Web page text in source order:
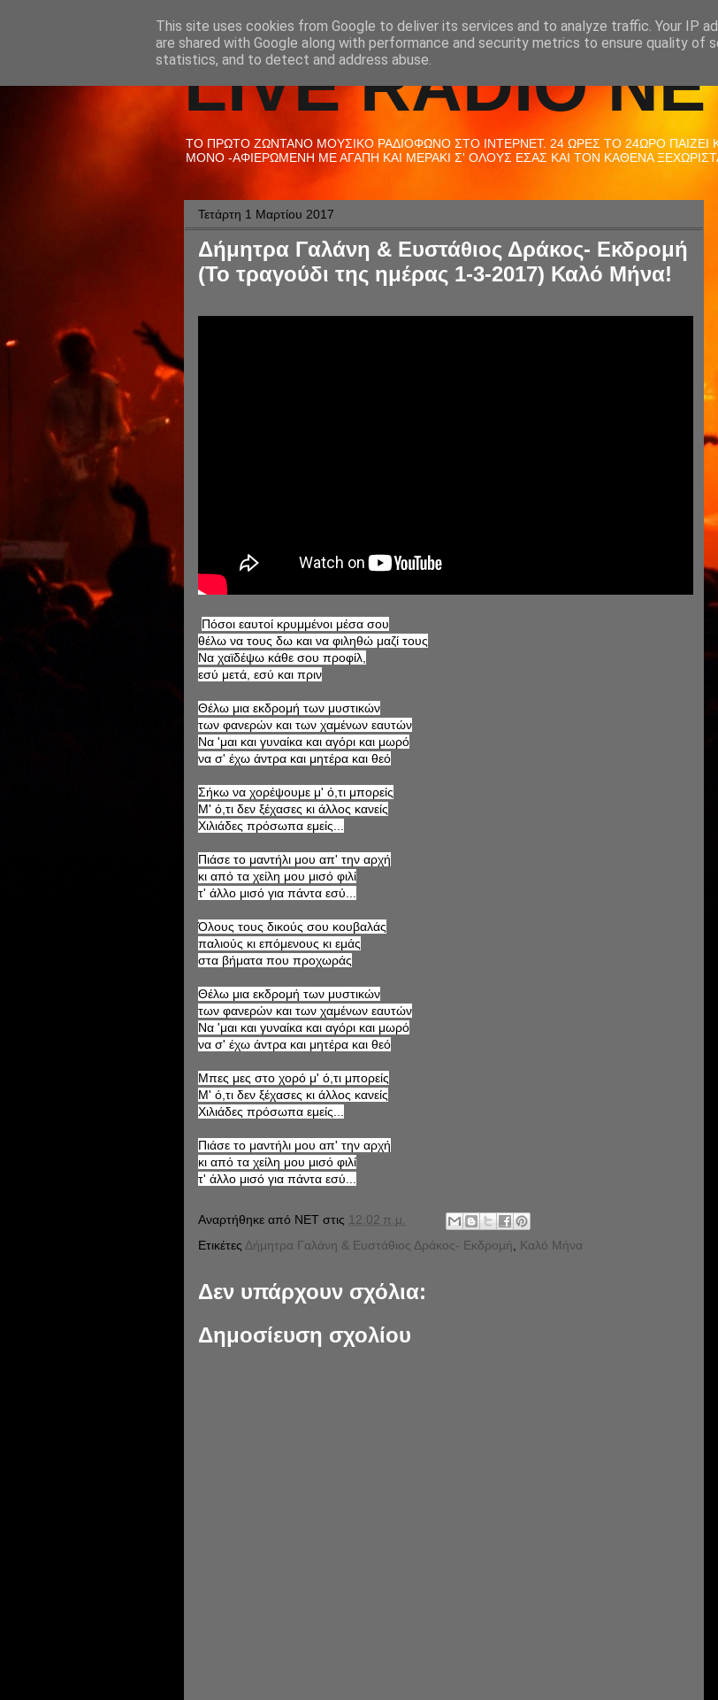
LIVE RADIO
ΤΟ ΠΡΩΤΟ ΖΩΝΤΑΝΟ ΜΟΥΣΙΚΟ ΡΑΔΙΟΦΩΝΟ ΣΤΟ ΙΝΤΕΡΝΕΤ. 24 ΩΡΕΣ ΤΟ 24ΩΡΟ ΠΑΙΖΕΙ
ΜΟΝΟ -ΑΦΙΕΡΩΜΕΝΗ ΜΕ ΑΓΑΠΗ ΚΑΙ ΜΕΡΑΚΙ Σ' ΟΛΟΥΣ ΕΣΑΣ ΚΑΙ ΤΟΝ ΚΑΘΕΝΑ
Τετάρτη 1 Μαρτίου 2017
Δήμητρα Γαλάνη & Ευστάθιος Δράκος- Εκδρομή
(Το τραγούδι της ημέρας 1-3-2017) Καλό Μήνα!
Πόσοι εαυτοί κρυμμένοι μέσα σου
θέλω να τους δω και να φιληθώ μαζί τους
Να χαϊδέψω κάθε σου προφίλ,
εσύ μετά, εσύ και πριν
Θέλω μια εκδρομή των μυστικών
των φανερών και των χαμένων εαυτών
Να 'μαι και γυναίκα και αγόρι και μωρό
να σ' έχω άντρα και μητέρα και θεό
Σήκω να χορέψουμε μ' ό,τι μπορείς
Μ' ό,τι δεν ξέχασες κι άλλος κανείς
Χιλιάδες πρόσωπα εμείς...
Πιάσε το μαντήλι μου απ' την αρχή
κι από τα χείλη μου μισό φιλί
τ' άλλο μισό για πάντα εσύ...
Όλους τους δικούς σου κουβαλάς
παλιούς κι επόμενους κι εμάς
στα βήματα που προχωράς
Θέλω μια εκδρομή των μυστικών
των φανερών και των χαμένων εαυτών
Να 'μαι και γυναίκα και αγόρι και μωρό
να σ' έχω άντρα και μητέρα και θεό
Μπες μες στο χορό μ' ό,τι μπορείς
Μ' ό,τι δεν ξέχασες κι άλλος κανείς
Χιλιάδες πρόσωπα εμείς...
Πιάσε το μαντήλι μου απ' την αρχή
κι από τα χείλη μου μισό φιλί
τ' άλλο μισό για πάντα εσύ...
Αναρτήθηκε από NET στις 12:02 π.μ.
Ετικέτες Δήμητρα Γαλάνη & Ευστάθιος Δράκος- Εκδρομή Καλό Μήνα
Δεν υπάρχουν σχόλια:
Δημοσίευση σχολίου
This site uses cookies from Google to deliver its services and to analyze traffic. Your IP
are shared with Google along with performance and security metrics to ensure quality of
statistics, and to detect and address abuse.